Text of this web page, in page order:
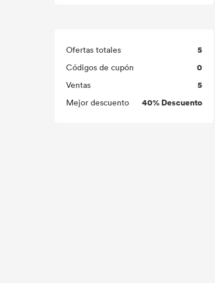
Ofertas totales 5
Códigos de cupón 0
Ventas 5
Mejor descuento 40% Descuento